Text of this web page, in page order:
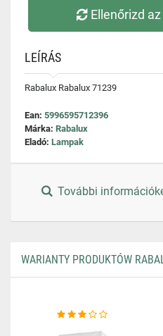
Ellenőrizd
LEÍRÁS
Rabalux Rabalux 71239
Ean: 5996595712396
Márka: Rabalux
Eladó: Lampak
További
WARIANTY PRODUKTÓW